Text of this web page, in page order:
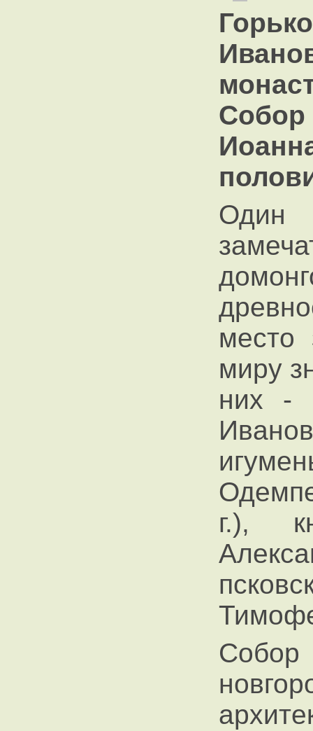
Собор
место
миру
них -
г.),